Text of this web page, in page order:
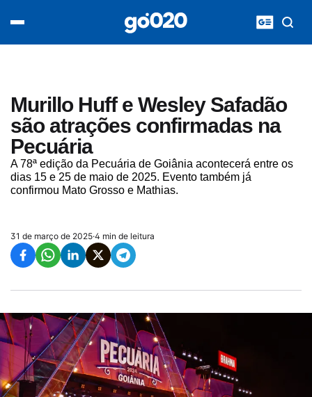
Murillo Huff e Wesley Safadão
são atrações confirmadas na
Pecuária
A 78ª edição da Pecuária de Goiânia acontecerá entre os
dias 15 e 25 de maio de 2025. Evento também já
confirmou Mato Grosso e Mathias.
31 de março de 2025·4 min de leitura
acontece agora
entretenimento
vídeos
pod020